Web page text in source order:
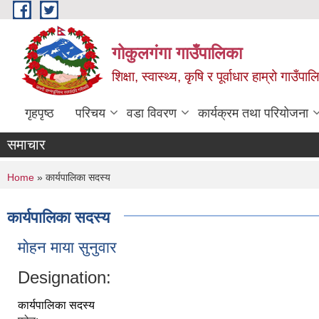
Skip to main content
गोकुलगंगा गाउँपालिका
शिक्षा, स्वास्थ्य, कृषि र पूर्वाधार हाम्रो
गृहपृष्ठ परिचय वडा विवरण कार्यक्रम तथा परियोजना
समाचार
You are here
Home » कार्यपालिका सदस्य
कार्यपालिका सदस्य
माेहन माया सुनुवार
Designation:
कार्यपालिका सदस्य